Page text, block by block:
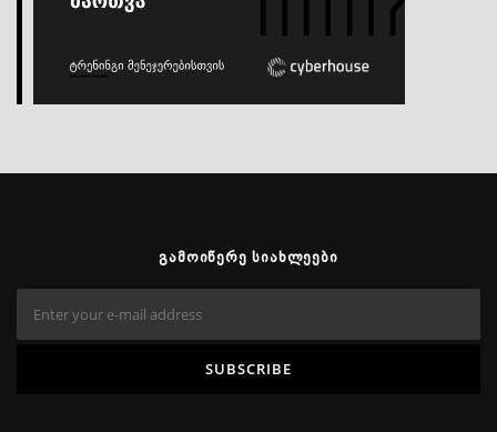
ᲒᲐᲛᲝᲘᲬᲔᲠᲔ ᲡᲘᲐᲮᲚᲔᲔᲑᲘ